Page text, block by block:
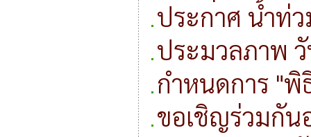
ประกาศ น้ำท่
ประมวลภาพ
กำหนดการ "
ขอเชิญร่วมกัน